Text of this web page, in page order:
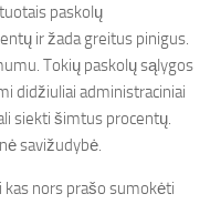
paskolų
ir žada greitus pinigus.
Tokių paskolų sąlygos
didžiuliai administraciniai
siekti šimtus procentų.
savižudybė.
kas nors prašo sumokėti